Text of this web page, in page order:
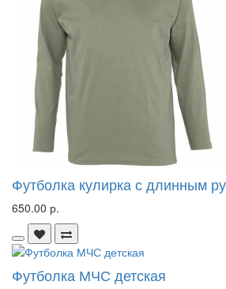
Футболка кулирка с длинным
650.00 р.
Футболка МЧС детская